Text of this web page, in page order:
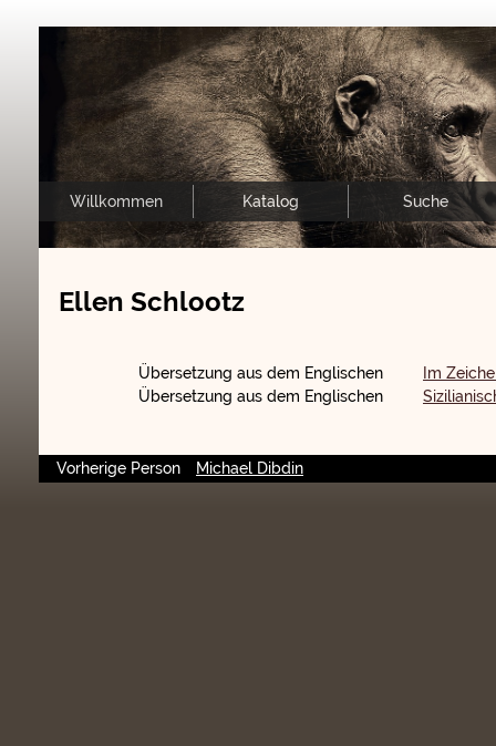
Willkommen Katalog Suche
Ellen Schlootz
Übersetzung aus dem Englischen
Im
Übersetzung aus dem Englischen
Vorherige Person Michael Dibdin